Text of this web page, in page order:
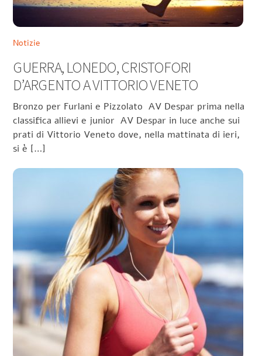
Notizie
GUERRA, LONEDO, CRISTOFORI
D’ARGENTO A VITTORIO VENETO
Bronzo per Furlani e Pizzolato AV Despar prima nella
classifica allievi e junior AV Despar in luce anche sui
prati di Vittorio Veneto dove, nella mattinata di ieri,
si è […]